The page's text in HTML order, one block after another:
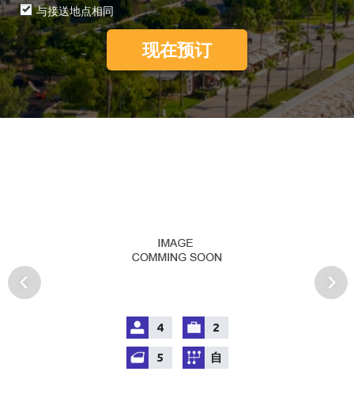
与接送地点相同
现在预订
4 2
5 自